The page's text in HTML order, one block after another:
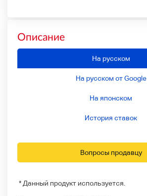
Описание
На русском
На русском от Google
На японском
История ставок
Вопросы продавцу
* Данный продукт используется.